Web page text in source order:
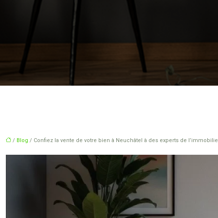
/ Blog / Confiez la vente de votre bien à Neuchâtel à des experts de